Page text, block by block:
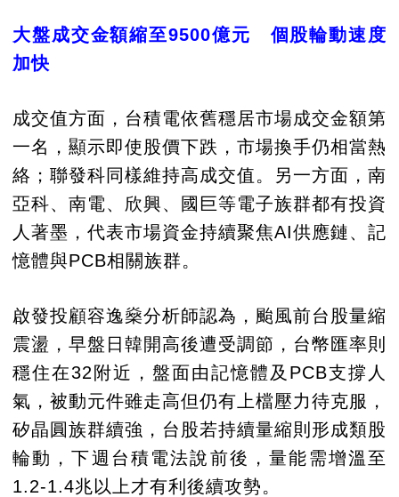
大盤成交金額縮至9500億元 個股輪動速度
加快
成交值方面，台積電依舊穩居市場成交金額第
一名，顯示即使股價下跌，市場換手仍相當熱
絡；聯發科同樣維持高成交值。另一方面，南
亞科、南電、欣興、國巨等電子族群都有投資
人著墨，代表市場資金持續聚焦AI供應鏈、記
憶體與PCB相關族群。
啟發投顧容逸燊分析師認為，颱風前台股量縮
震盪，早盤日韓開高後遭受調節，台幣匯率則
穩住在32附近，盤面由記憶體及PCB支撐人
氣，被動元件雖走高但仍有上檔壓力待克服，
矽晶圓族群續強，台股若持續量縮則形成類股
輪動，下週台積電法說前後，量能需增溫至
1.2-1.4兆以上才有利後續攻勢。